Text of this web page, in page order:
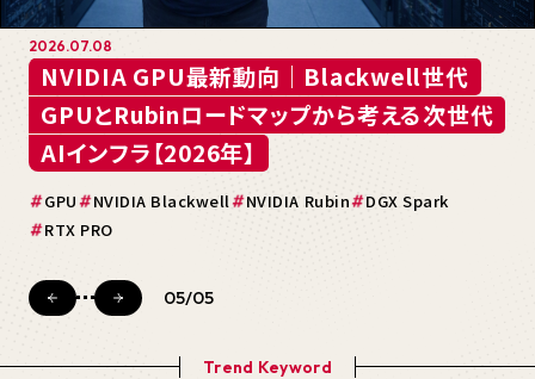
2026.08.05
「AIに使われる」から「AIを使いこなす」へ
──エクシオ・デジタルソリューションズが描く
生成AI活用と組織づくり
DX推進 生成AI AI CoE 組織変革 導入事例
2026.07.22
スマホで撮るだけ、AIがルーター障害を切り分
ける―ネットワーク障害発生からの復旧時間を
手間なく・簡単に短縮化！
PrimeConnectONE AIエージェント
ルーター画像診断
一人情シス
2026.07.22
【セキュリティ対策】取引先に選ばれ続けるた
めに―中小企業が段階的にはじめる「SASE」
導入ステップを徹底解説
ゼロトラスト SASE導入 SSE セキュリティ対策 サイバー攻撃
GPUサーバーを自社に置けない理由とは？電
力・冷却の限界と高電力データセンターという
現実的な選択肢
AIデータセンター GPUサーバー
データセンターの選び方
AIインフラ
2026.07.08
NVIDIA GPU最新動向｜Blackwell世代
GPUとRubinロードマップから考える次世代
AIインフラ【2026年】
GPU NVIDIA Blackwell NVIDIA Rubin
DGX Spark
RTX PRO
01/05
Trend Keyword